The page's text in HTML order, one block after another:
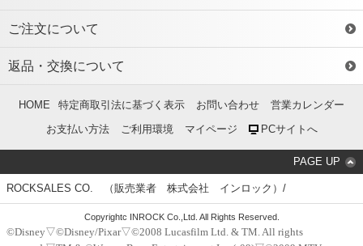
ご注文について
返品・交換について
HOME 特定商取引法に基づく表示 お問い合わせ
営業カレンダー
お支払い方法
ご利用環境 マイページ PCサイトへ
PAGE UP
ROCKSALES CO. （販売業者 株式会社 インロック）/
Copyrightc INROCK Co.,Ltd. All Rights Reserved.
©Disney▽©Disney/Pixar▽©2008 Lucasfilm Ltd. & TM. All rights